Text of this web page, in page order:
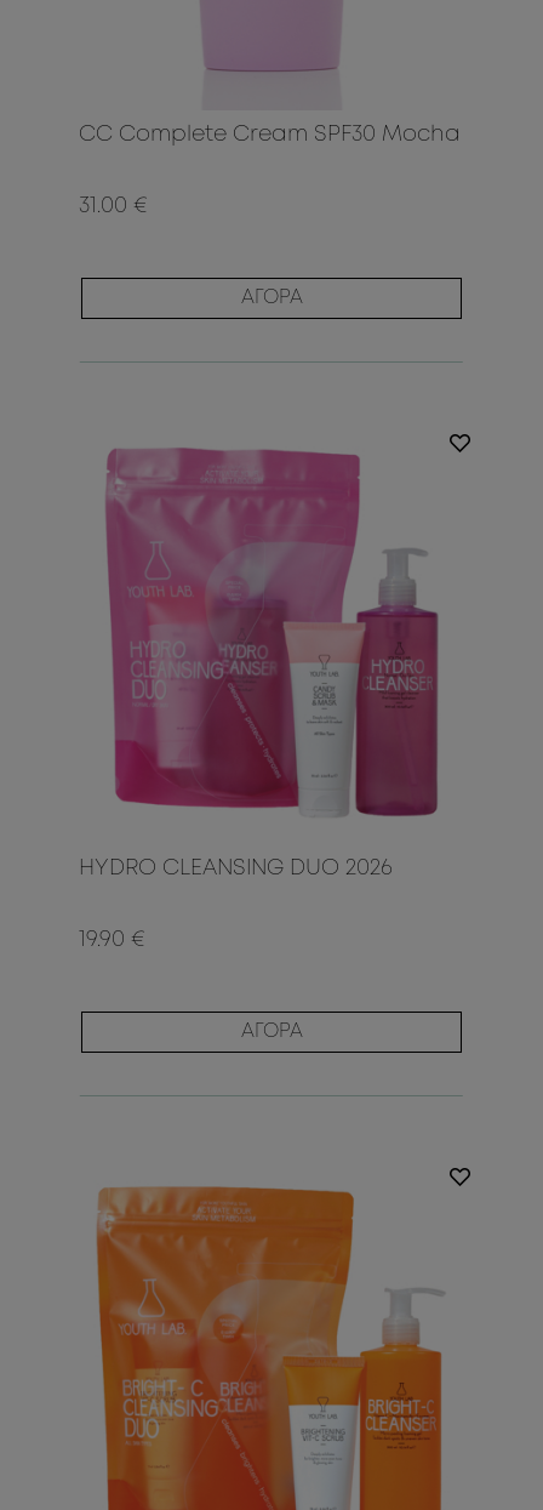
CC Complete Cream SPF30 Mocha
31.00 €
ΑΓΟΡΑ
HYDRO CLEANSING DUO 2026
19.90 €
ΑΓΟΡΑ